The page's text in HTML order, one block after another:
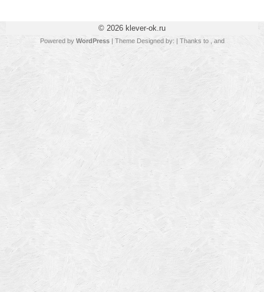
© 2026 klever-ok.ru
Powered by WordPress| Theme Designed by: | Thanks to and